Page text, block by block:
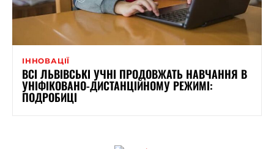
ІННОВАЦІЇ
ВСІ ЛЬВІВСЬКІ УЧНІ ПРОДОВЖАТЬ НАВЧАННЯ В
УНІФІКОВАНО-ДИСТАНЦІЙНОМУ РЕЖИМІ:
ПОДРОБИЦІ